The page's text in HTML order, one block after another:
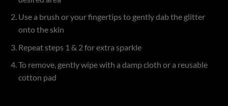
Use a brush or your fingertips to gently dab the glitter
onto the skin
Repeat steps 1 & 2 for extra sparkle
To remove, gently wipe with a damp cloth or a reusable
cotton pad